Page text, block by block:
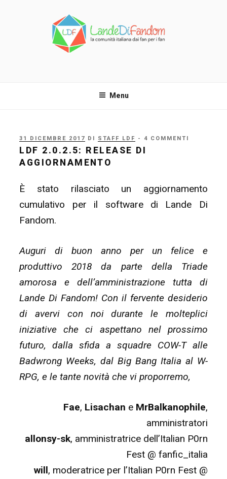
Menu
PUBBLICATO
IL
31 DICEMBRE 2017 DI STAFF LDF - 4 COMMENTI
LDF 2.0.2.5: RELEASE DI
AGGIORNAMENTO
È stato rilasciato un aggiornamento
cumulativo per il software di Lande Di
Fandom.
Auguri di buon anno per un felice e
produttivo 2018 da parte della Triade
amorosa e dell’amministrazione tutta di
Lande Di Fandom! Con il fervente desiderio
di avervi con noi durante le molteplici
iniziative che ci aspettano nel prossimo
futuro, dalla sfida a squadre COW-T alle
Badwrong Weeks, dal Big Bang Italia al W-
RPG, e le tante novità che vi proporremo,
Fae, Lisachan e MrBalkanophile,
amministratori
allonsy-sk, amministratrice dell’Italian P0rn
Fest @ fanfic_italia
will, moderatrice per l’Italian P0rn Fest @